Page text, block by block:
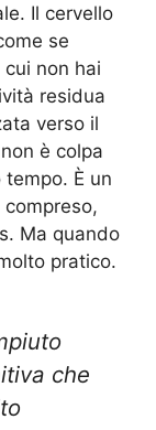
Il cervello
se
non hai
residua
verso il
è colpa
È un
Ma quando
pratico.
che